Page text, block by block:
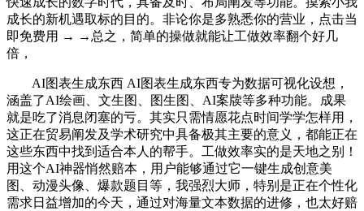
成长的新机遇取标的目的。非论你是多熟悉你的营业，点击当
即免费用 → →总之，简单的操做就能让工做效率翻个好几
倍，
AI图表生成东西 AI图表生成东西专为数据可视化设想，
涵盖了AI绘画、文生图、图生图、AI案牍等多种功能。成果
就是吃了消息闭塞的亏。其实只需情愿花点时间学学怎样用，
这正在贸易阐发及学术研究中具备极其主要的意义，都能正在
这些东西中找到适合本人的帮手。工做效率实的是天地之别！
用这个AI神器悄然赔本，用户能够通过它一键生成创意美
图、动漫头像、爆款题目等，我强烈大师，特别是正在个性化
需求日益增加的今天，通过对海量文本数据的进修，也太好赔